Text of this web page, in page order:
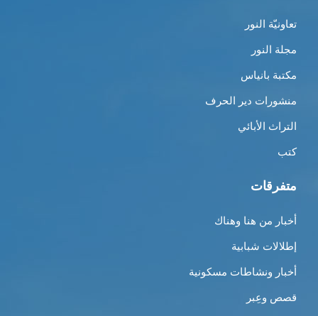
تعاونيّة النور
مجلة النور
مكتبة بانياس
منشورات دير الحرف
التراث الأبائي
كتب
متفرقات
أخبار من هنا وهناك
إطلالات شبابية
أخبار ونشاطات مسكونية
قصص وعِبر